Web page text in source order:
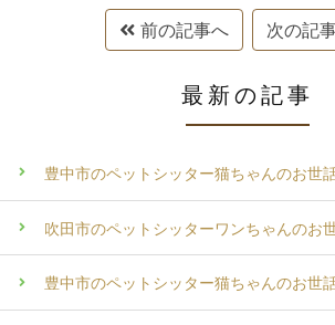
前の記事へ 次の記
最新の記事
豊中市のペットシッター猫ちゃんのお世
吹田市のペットシッターワンちゃんのお
豊中市のペットシッター猫ちゃんのお世